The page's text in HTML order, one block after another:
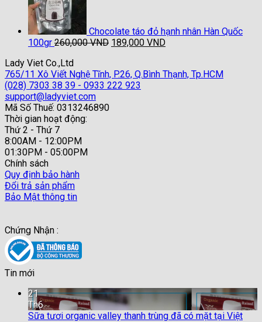
Chocolate táo đỏ hạnh nhân Hàn Quốc
100gr 260,000VND Giá
260,000 VND.
189,000 VNDGiá
là:
Lady Viet Co.,Ltd
765/11 Xô Viết Nghệ Tĩnh, P.26, Q.Bình Thạnh, Tp.HCM
(028) 7303 38 39 - 0933 222 923
support@ladyviet.com
Mã Số Thuế: 0313246890
Thời gian hoạt động:
Thứ 2 - Thứ 7
8:00AM - 12:00PM
01:30PM - 05:00PM
Chính sách
Quy định bảo hành
Đổi trả sản phẩm
Bảo Mật thông tin
Chứng Nhận :
Tin mới
21
Th6
Sữa tươi organic valley thanh trùng đã có mặt tại Việt